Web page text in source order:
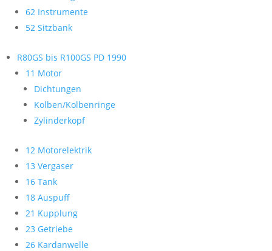
62 Instrumente
52 Sitzbank
R80GS bis R100GS PD 1990
11 Motor
Dichtungen
Kolben/Kolbenringe
Zylinderkopf
12 Motorelektrik
13 Vergaser
16 Tank
18 Auspuff
21 Kupplung
23 Getriebe
26 Kardanwelle